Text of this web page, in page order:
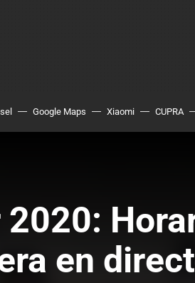
Google Maps Xiaomi CUPRA
2020:
en